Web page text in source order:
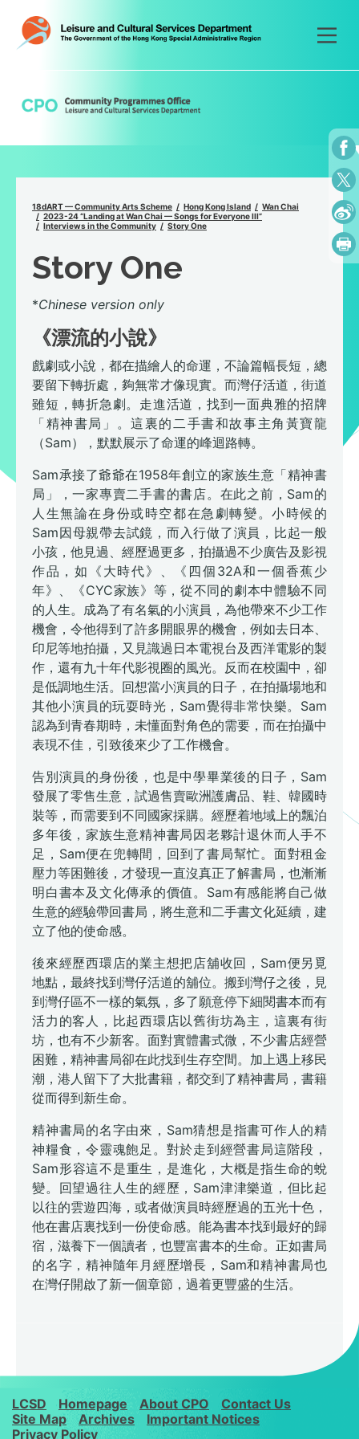
content
18dART — Community Arts Scheme Hong Kong Island
Wan Chai
2023-24 “Landing at Wan Chai — Songs for Everyone III”
Interviews in the Community
Story One
Story One
*Chinese version only
《漂流的小說》
戲劇或小說，都在描繪人的命運，不論篇幅長短，總
要留下轉折處，夠無常才像現實。而灣仔活道，街道
雖短，轉折急劇。走進活道，找到一面典雅的招牌
「精神書局」。這裏的二手書和故事主角黃寶龍
（Sam），默默展示了命運的峰迴路轉。
Sam承接了爺爺在1958年創立的家族生意「精神書
局」，一家專賣二手書的書店。在此之前，Sam的
人生無論在身份或時空都在急劇轉變。小時候的
Sam因母親帶去試鏡，而入行做了演員，比起一般
小孩，他見過、經歷過更多，拍攝過不少廣告及影視
作品，如《大時代》、《四個32A和一個香蕉少
年》、《CYC家族》等，從不同的劇本中體驗不同
的人生。成為了有名氣的小演員，為他帶來不少工作
機會，令他得到了許多開眼界的機會，例如去日本、
印尼等地拍攝，又見識過日本電視台及西洋電影的製
作，還有九十年代影視圈的風光。反而在校園中，卻
是低調地生活。回想當小演員的日子，在拍攝場地和
其他小演員的玩耍時光，Sam覺得非常快樂。Sam
認為到青春期時，未懂面對角色的需要，而在拍攝中
表現不佳，引致後來少了工作機會。
告別演員的身份後，也是中學畢業後的日子，Sam
發展了零售生意，試過售賣歐洲護膚品、鞋、韓國時
裝等，而需要到不同國家採購。經歷着地域上的飄泊
多年後，家族生意精神書局因老夥計退休而人手不
足，Sam便在兜轉間，回到了書局幫忙。面對租金
壓力等困難後，才發現一直沒真正了解書局，也漸漸
明白書本及文化傳承的價值。Sam有感能將自己做
生意的經驗帶回書局，將生意和二手書文化延續，建
立了他的使命感。
後來經歷西環店的業主想把店舖收回，Sam便另覓
地點，最終找到灣仔活道的舖位。搬到灣仔之後，見
到灣仔區不一樣的氣氛，多了願意停下細閱書本而有
活力的客人，比起西環店以舊街坊為主，這裏有街
坊，也有不少新客。面對實體書式微，不少書店經營
困難，精神書局卻在此找到生存空間。加上遇上移民
潮，港人留下了大批書籍，都交到了精神書局，書籍
從而得到新生命。
精神書局的名字由來，Sam猜想是指書可作人的精
神糧食，令靈魂飽足。對於走到經營書局這階段，
Sam形容這不是重生，是進化，大概是指生命的蛻
變。回望過往人生的經歷，Sam津津樂道，但比起
以往的雲遊四海，或者做演員時經歷過的五光十色，
他在書店裏找到一份使命感。能為書本找到最好的歸
宿，滋養下一個讀者，也豐富書本的生命。正如書局
的名字，精神隨年月經歷增長，Sam和精神書局也
在灣仔開啟了新一個章節，過着更豐盛的生活。
LCSD Homepage About CPO
Contact Us
Site Map
Archives
Important Notices
Privacy Policy